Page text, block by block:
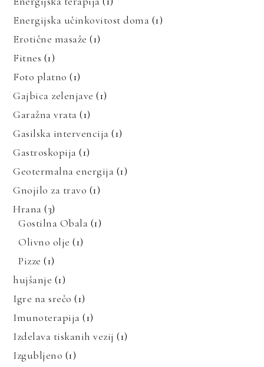
Energijska učinkovitost doma (1)
Erotične masaže (1)
Fitnes (1)
Foto platno (1)
Gajbica zelenjave (1)
Garažna vrata (1)
Gasilska intervencija (1)
Gastroskopija (1)
Geotermalna energija (1)
Gnojilo za travo (1)
Hrana (3)
Gostilna Obala (1)
Olivno olje (1)
Pizze (1)
hujšanje (1)
Igre na srečo (1)
Imunoterapija (1)
Izdelava tiskanih vezij (1)
Izgubljeno (1)